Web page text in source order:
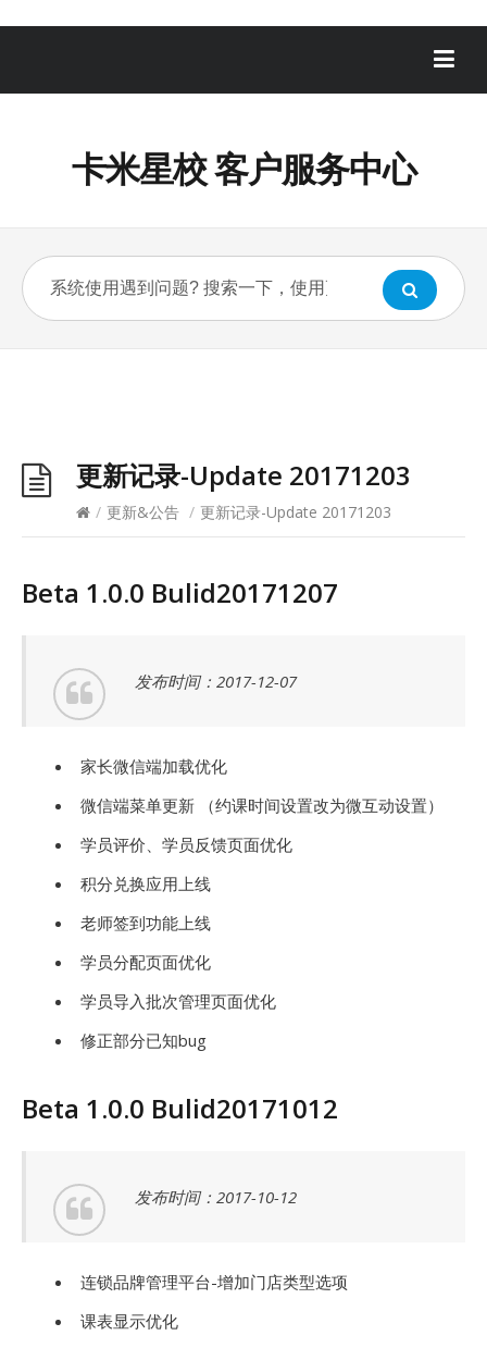
卡米星校 客户服务中心
更新记录-Update 20171203
/ 更新&公告 / 更新记录-Update 20171203
Beta 1.0.0 Bulid20171207
发布时间：2017-12-07
家长微信端加载优化
微信端菜单更新 （约课时间设置改为微互动设置）
学员评价、学员反馈页面优化
积分兑换应用上线
老师签到功能上线
学员分配页面优化
学员导入批次管理页面优化
修正部分已知bug
Beta 1.0.0 Bulid20171012
发布时间：2017-10-12
连锁品牌管理平台-增加门店类型选项
课表显示优化